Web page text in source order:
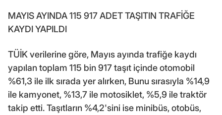
MAYIS AYINDA 115 917 ADET TAŞITIN TRAFİĞE
KAYDI YAPILDI
TÜİK verilerine göre, Mayıs ayında trafiğe kaydı
yapılan toplam 115 bin 917 taşıt içinde otomobil
%61,3 ile ilk sırada yer alırken, Bunu sırasıyla %14,9
ile kamyonet, %13,7 ile motosiklet, %5,9 ile traktör
takip etti. Taşıtların %4,2'sini ise minibüs, otobüs,